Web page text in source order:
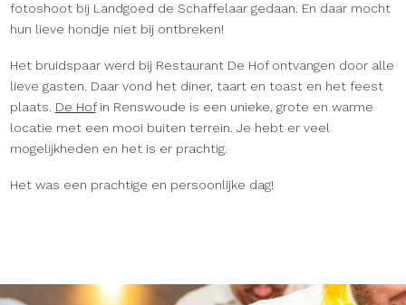
fotoshoot bij Landgoed de Schaffelaar gedaan. En daar mocht
hun lieve hondje niet bij ontbreken!
Het bruidspaar werd bij Restaurant De Hof ontvangen door alle
lieve gasten. Daar vond het diner, taart en toast en het feest
plaats. De Hofin Renswoude is een unieke, grote en warme
locatie met een mooi buiten terrein. Je hebt er veel
mogelijkheden en het is er prachtig.
Het was een prachtige en persoonlijke dag!